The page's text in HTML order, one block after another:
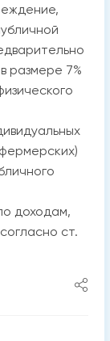
размере 7%
доходам,
ст.